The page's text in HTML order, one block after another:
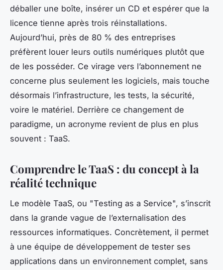
déballer une boîte, insérer un CD et espérer que la
licence tienne après trois réinstallations.
Aujourd’hui, près de 80 % des entreprises
préfèrent louer leurs outils numériques plutôt que
de les posséder. Ce virage vers l’abonnement ne
concerne plus seulement les logiciels, mais touche
désormais l’infrastructure, les tests, la sécurité,
voire le matériel. Derrière ce changement de
paradigme, un acronyme revient de plus en plus
souvent : TaaS.
Comprendre le TaaS : du concept à la
réalité technique
Le modèle TaaS, ou "Testing as a Service", s’inscrit
dans la grande vague de l’externalisation des
ressources informatiques. Concrètement, il permet
à une équipe de développement de tester ses
applications dans un environnement complet, sans